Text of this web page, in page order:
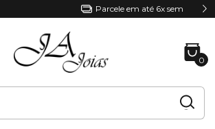
Parcele em até 6x sem juros
0